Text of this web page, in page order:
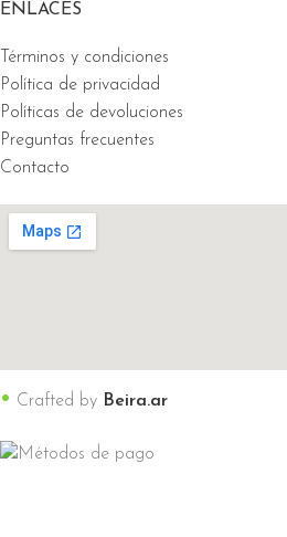
ENLACES
Términos y condiciones
Política de privacidad
Políticas de devoluciones
Preguntas frecuentes
Contacto
• Crafted by Beira.ar